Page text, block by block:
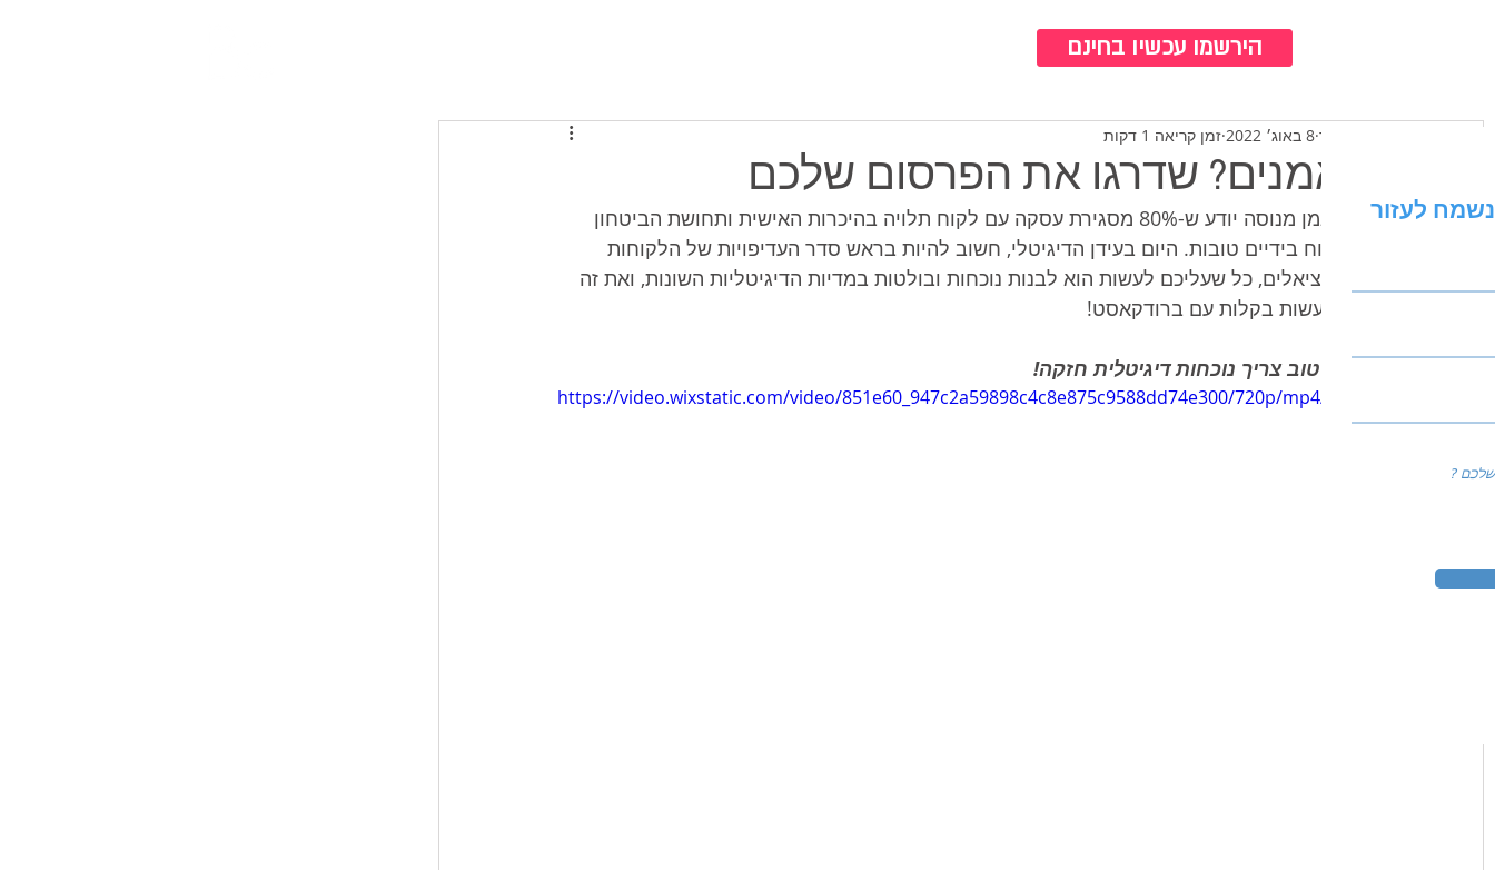
הירשמו עכשיו בחינם
מאמנים? שדרגו את הפרסום שלכם
ירדן לרר 8 באוג׳ 2022 זמן קריאה 1 דקות
כל מאמן מנוסה יודע ש-80% מסגירת עסקה עם לקוח תלויה בהיכרות האישית ותחושת הביטחון
שהלקוח בידיים טובות. היום בעידן הדיגיטלי, חשוב להיות בראש סדר העדיפויות של הלקוחות
הפוטנציאלים, כל שעליכם לעשות הוא לבנות נוכחות ובולטות במדיות הדיגיטליות השונות, ואת זה
ניתן לעשות בקלות עם ברודקאסט!
מאמן טוב צריך נוכחות דיגיטלית חזקה!
https://video.wixstatic.com/video/851e60_947c2a59898c4c8e875c9588dd74e300/720p/mp4/file.m
p4
לעזור